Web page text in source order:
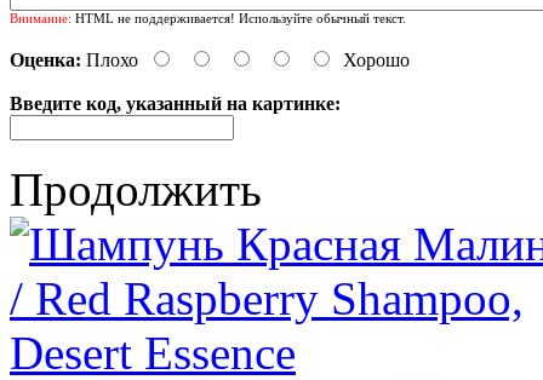
Внимание: HTML не поддерживается! Используйте обычный текст.
Оценка: Плохо Хорошо
Введите код, указанный на картинке:
Продолжить